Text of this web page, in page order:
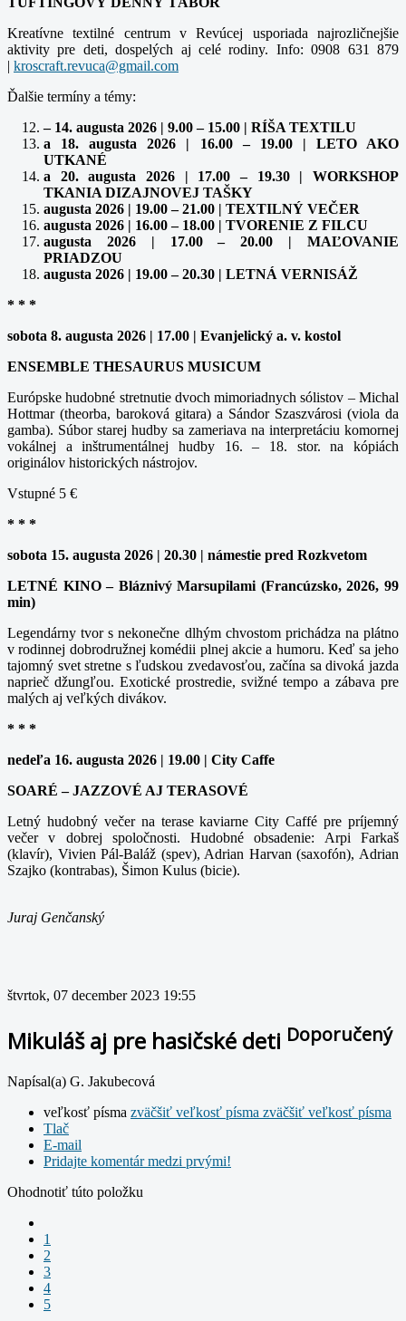
Kreatívne textilné centrum v Revúcej usporiada najrozličnejšie
aktivity pre deti, dospelých aj celé rodiny. Info: 0908 631 879
| kroscraft.revuca@gmail.com
Ďalšie termíny a témy:
– 14. augusta 2026 | 9.00 – 15.00 | RÍŠA TEXTILU
a 18. augusta 2026 | 16.00 – 19.00 | LETO AKO
UTKANÉ
a 20. augusta 2026 | 17.00 – 19.30 | WORKSHOP
TKANIA DIZAJNOVEJ TAŠKY
augusta 2026 | 19.00 – 21.00 | TEXTILNÝ VEČER
augusta 2026 | 16.00 – 18.00 | TVORENIE Z FILCU
augusta 2026 | 17.00 – 20.00 | MAĽOVANIE
PRIADZOU
augusta 2026 | 19.00 – 20.30 | LETNÁ VERNISÁŽ
* * *
sobota 8. augusta 2026 | 17.00 | Evanjelický a. v. kostol
ENSEMBLE THESAURUS MUSICUM
Európske hudobné stretnutie dvoch mimoriadnych sólistov – Michal
Hottmar (theorba, baroková gitara) a Sándor Szaszvárosi (viola da
gamba). Súbor starej hudby sa zameriava na interpretáciu komornej
vokálnej a inštrumentálnej hudby 16. – 18. stor. na kópiách
originálov historických nástrojov.
Vstupné 5 €
* * *
sobota 15. augusta 2026 | 20.30 | námestie pred Rozkvetom
LETNÉ KINO – Bláznivý Marsupilami (Francúzsko, 2026, 99
min)
Legendárny tvor s nekonečne dlhým chvostom prichádza na plátno
v rodinnej dobrodružnej komédii plnej akcie a humoru. Keď sa jeho
tajomný svet stretne s ľudskou zvedavosťou, začína sa divoká jazda
naprieč džungľou. Exotické prostredie, svižné tempo a zábava pre
malých aj veľkých divákov.
* * *
nedeľa 16. augusta 2026 | 19.00 | City Caffe
SOARÉ – JAZZOVÉ AJ TERASOVÉ
Letný hudobný večer na terase kaviarne City Caffé pre príjemný
večer v dobrej spoločnosti. Hudobné obsadenie: Arpi Farkaš
(klavír), Vivien Pál-Baláž (spev), Adrian Harvan (saxofón), Adrian
Szajko (kontrabas), Šimon Kulus (bicie).
Juraj Genčanský
štvrtok, 07 december 2023 19:55
Mikuláš aj pre hasičské deti Doporučený
Napísal(a) G. Jakubecová
veľkosť písma zväčšiť veľkosť písma zväčšiť veľkosť písma
Tlač
E-mail
Pridajte komentár medzi prvými!
Ohodnotiť túto položku
1
2
3
4
5